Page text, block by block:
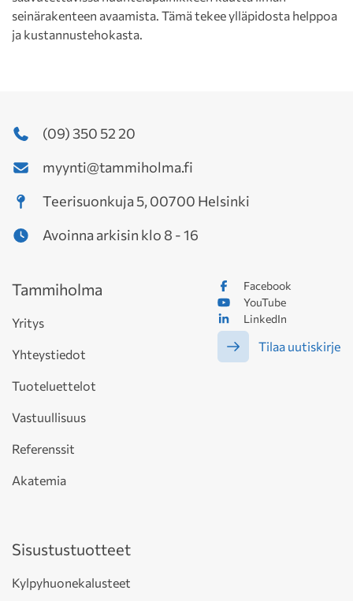
seinärakenteen avaamista. Tämä tekee ylläpidosta helppoa
ja kustannustehokasta.
(09) 350 52 20
myynti@tammiholma.fi
Teerisuonkuja 5, 00700 Helsinki
Avoinna arkisin klo 8 - 16
Facebook
YouTube
LinkedIn
Tilaa uutiskirje
Tammiholma
Yritys
Yhteystiedot
Tuoteluettelot
Vastuullisuus
Referenssit
Akatemia
Sisustustuotteet
Kylpyhuonekalusteet